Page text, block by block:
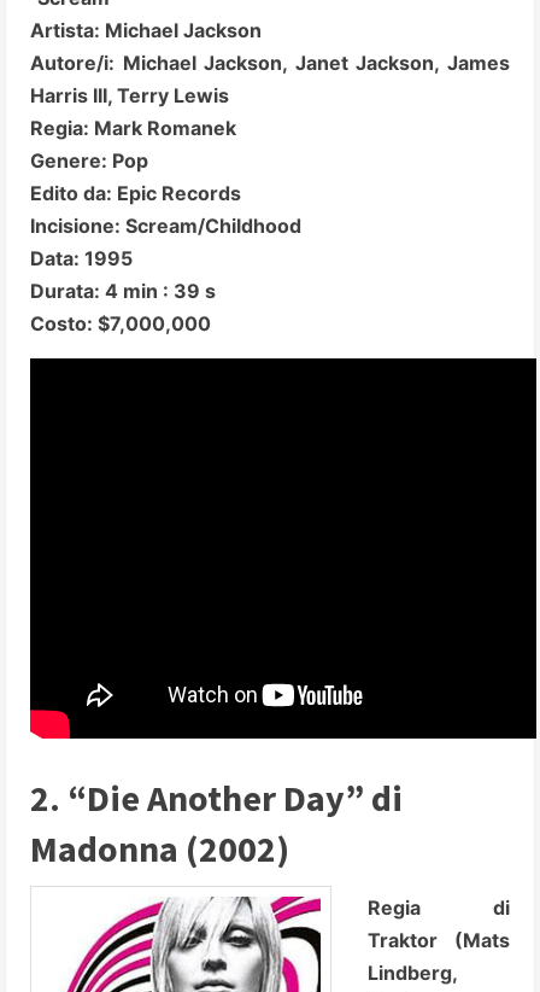
Artista: Michael Jackson
Autore/i: Michael Jackson, Janet Jackson, James
Harris III, Terry Lewis
Regia: Mark Romanek
Genere: Pop
Edito da: Epic Records
Incisione: Scream/Childhood
Data: 1995
Durata: 4 min : 39 s
Costo: $7,000,000
2. “Die Another Day” di
Madonna (2002)
Regia di
Traktor (Mats
Lindberg,